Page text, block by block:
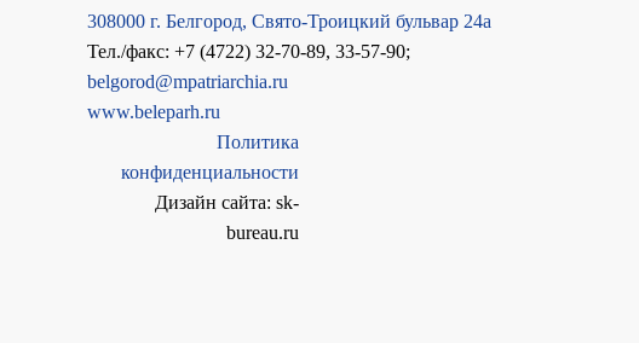
308000 г. Белгород, Свято-Троицкий бульвар 24а
Тел./факс: +7 (4722) 32-70-89, 33-57-90;
belgorod@mpatriarchia.ru
www.beleparh.ru
Политика
конфиденциальности
Дизайн сайта: sk-
bureau.ru